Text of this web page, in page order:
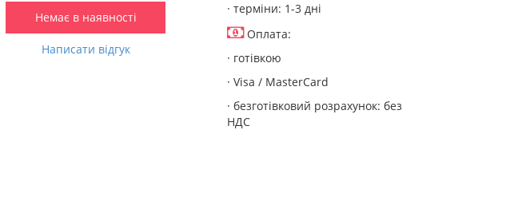
Немає в наявності
Написати відгук
· терміни: 1-3 дні
Оплата:
· готівкою
· Visa / MasterCard
· безготівковий розрахунок: без
НДС